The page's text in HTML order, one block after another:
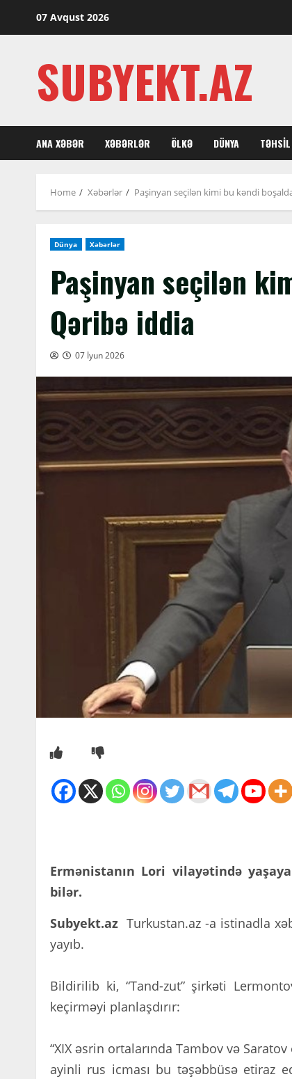
07 Avqust 2026
SUBYEKT.AZ
ANA XƏBƏR XƏBƏRLƏR ÖLKƏ DÜNYA TƏHSIL
Home Xəbərlər Paşinyan seçilən kimi bu kəndi
Dünya Xəbərlər
Paşinyan seçilən
Qəribə iddia
07 İyun 2026
Ermənistanın Lori vilayətində
bilər.
Subyekt.az Turkustan.az -a istinadla
yayıb.
Bildirilib ki, “Tand-zut” şirkəti
keçirməyi planlaşdırır:
“XIX əsrin ortalarında Tambov və
ayinli rus icması bu təşəbbüsə etiraz